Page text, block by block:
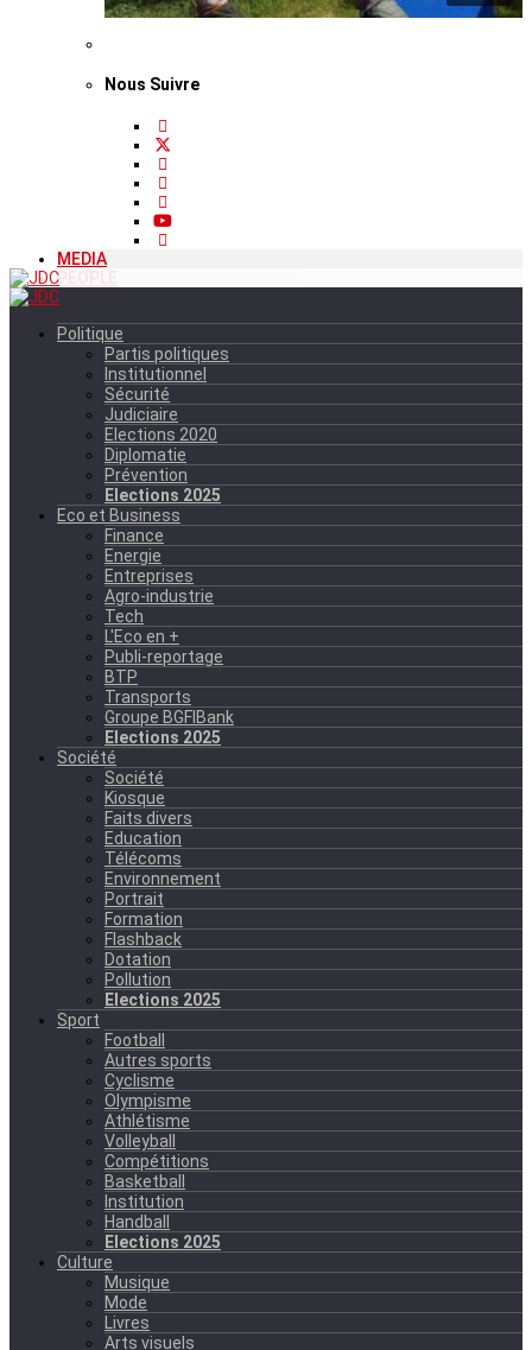
Nous Suivre
MEDIA
PEOPLE
Politique
Partis politiques
Institutionnel
Sécurité
Judiciaire
Elections 2020
Diplomatie
Prévention
Elections 2025
Eco et Business
Finance
Energie
Entreprises
Agro-industrie
Tech
L'Eco en +
Publi-reportage
BTP
Transports
Groupe BGFIBank
Elections 2025
Société
Société
Kiosque
Faits divers
Education
Télécoms
Environnement
Portrait
Formation
Flashback
Dotation
Pollution
Elections 2025
Sport
Football
Autres sports
Cyclisme
Olympisme
Athlétisme
Volleyball
Compétitions
Basketball
Institution
Handball
Elections 2025
Culture
Musique
Mode
Livres
Arts visuels